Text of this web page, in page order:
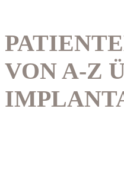
VON A-Z